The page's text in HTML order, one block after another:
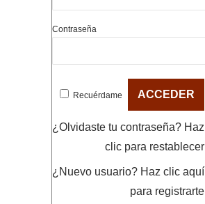
Contraseña
Recuérdame
¿Olvidaste tu contraseña? Haz
clic para restablecer
¿Nuevo usuario? Haz clic aquí
para registrarte